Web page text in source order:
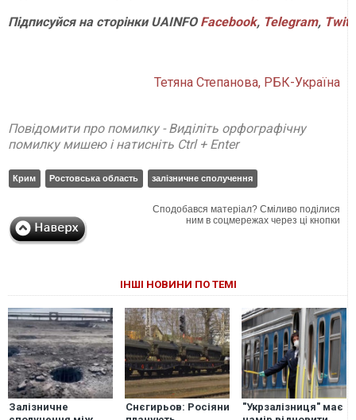
ПідписуйсянасторінкиUAINFO Facebook, Telegram,
Тетяна Степанова, РБК-Україна
Повідомити про помилку - Виділіть орфографічну
помилку мишею і натисніть Ctrl + Enter
Крим Ростовська область залізничне сполучення
Сподобався матеріал? Сміливо поділися
ним в соцмережах через ці кнопки
ІНШІ НОВИНИ ПО ТЕМІ
Залізничне
Снєгирьов: Росіяни
"Укрзалізниця" має